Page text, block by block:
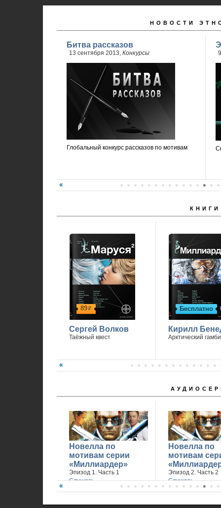
НОВОСТИ
Битва рассказов
13 сентября 2013, Конкурсы
Глобальный конкурс рассказов по мотивам
КНИГИ
89р
Сергей Волков
Таёжный квест
Бесплатно
Кирилл
Арктический
Новелла по
мотивам серии
«Миллиардер»
Эпизод 1. Часть 1
Слушать
Новелла по
мотивам
Эпизод 2. Часть 2
Слушать